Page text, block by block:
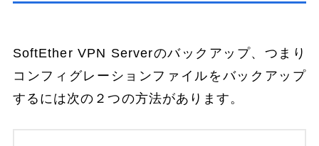
SoftEther VPN Serverのバックアップ、つまり
コンフィグレーションファイルをバックアップ
するには次の２つの方法があります。